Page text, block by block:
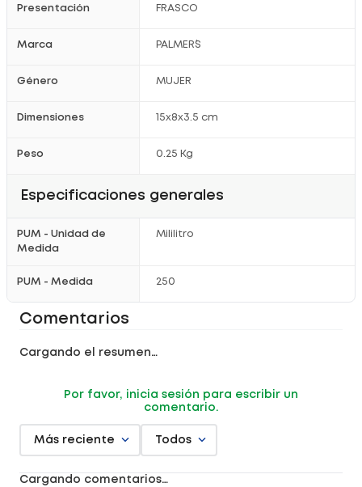
Presentación FRASCO
Marca PALMER´S
Género MUJER
Dimensiones 15x8x3.5 cm
Peso 0.25 Kg
Especificaciones generales
PUM - Unidad de
Medida
Mililitro
PUM - Medida 250
Comentarios
Cargando el resumen…
Por favor, inicia sesión para escribir un
comentario.
Más reciente Todos
Cargando comentarios…